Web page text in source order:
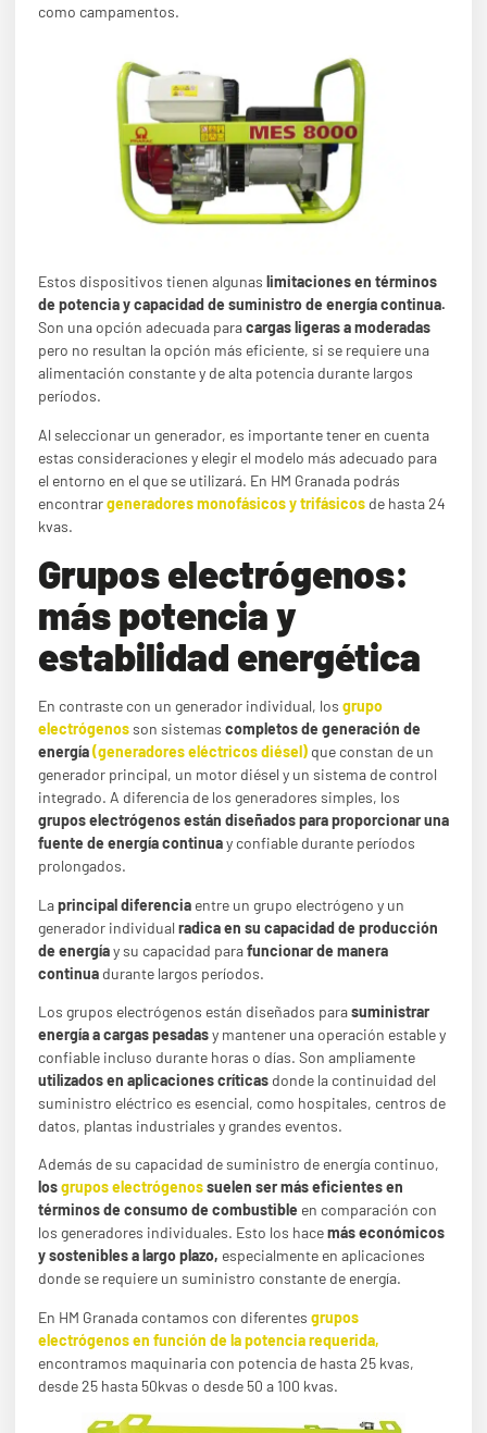
como campamentos.
Estos dispositivos tienen algunas limitaciones en términos
de potencia y capacidad de suministro de energía continua.
Son una opción adecuada paracargas ligeras a moderadas
pero no resultan la opción más eficiente, si se requiere una
alimentación constante y de alta potencia durante largos
períodos.
Al seleccionar un generador, es importante tener en cuenta
estas consideraciones y elegir el modelo más adecuado para
el entorno en el que se utilizará. En HM Granada podrás
encontrargeneradores monofásicos y trifásicos de hasta 24
kvas.
Grupos electrógenos:
más potencia y
estabilidad energética
En contraste con un generador individual, los grupo
electrógenosson sistemas completos de generación de
energía(generadores eléctricos diésel) que constan de un
generador principal, un motor diésel y un sistema de control
integrado. A diferencia de los generadores simples, los
grupos electrógenos están diseñados para proporcionar una
fuente de energía continuay confiable durante períodos
prolongados.
Laprincipal diferencia entre un grupo electrógeno y un
generador individual radica en su capacidad de producción
de energíay su capacidad parafuncionar de manera
continua durante largos períodos.
Los grupos electrógenos están diseñados parasuministrar
energía a cargas pesadasy mantener una operación estable y
confiable incluso durante horas o días. Son ampliamente
utilizados en aplicaciones críticas donde la continuidad del
suministro eléctrico es esencial, como hospitales, centros de
datos, plantas industriales y grandes eventos.
Además de su capacidad de suministro de energía continuo,
losgrupos electrógenossuelen ser más eficientes en
términos de consumo de combustible en comparación con
los generadores individuales. Esto los hacemás económicos
y sostenibles a largo plazo, especialmente en aplicaciones
donde se requiere un suministro constante de energía.
En HM Granada contamos con diferentes grupos
electrógenos en función de la potencia requerida,
encontramos maquinaria con potencia de hasta 25 kvas,
desde 25 hasta 50kvas o desde 50 a 100 kvas.